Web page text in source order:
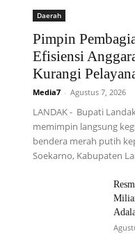
Daerah
Pimpin
Efisiensi
Kurangi
Media7 - Agustus 7, 2026
LANDAK - Bupati
memimpin langsung
bendera merah putih
Soekarno, Kabupaten